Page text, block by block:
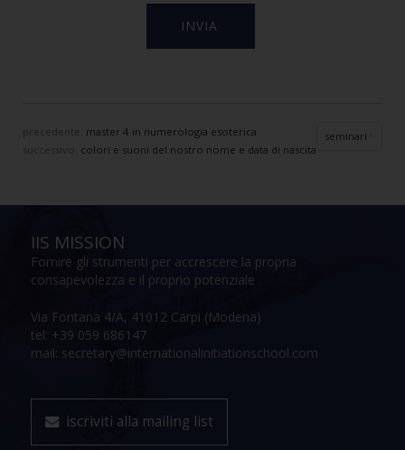
precedente: master 4 in numerologia esoterica
colori e suoni del nostro nome e data di nascita
seminari
IIS MISSION
Fornire gli strumenti per accrescere la propria
consapevolezza e il proprio potenziale
Via Fontana 4/A, 41012 Carpi (Modena)
tel: +39 059 686147
mail: secretary@internationalinitiationschool.com
iscriviti alla mailing list